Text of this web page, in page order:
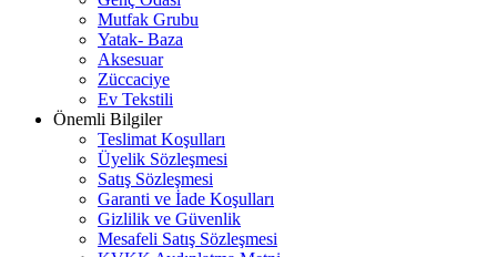
Mutfak Grubu
Yatak- Baza
Aksesuar
Züccaciye
Ev Tekstili
Önemli Bilgiler
Teslimat Koşulları
Üyelik Sözleşmesi
Satış Sözleşmesi
Garanti ve İade Koşulları
Gizlilik ve Güvenlik
Mesafeli Satış Sözleşmesi